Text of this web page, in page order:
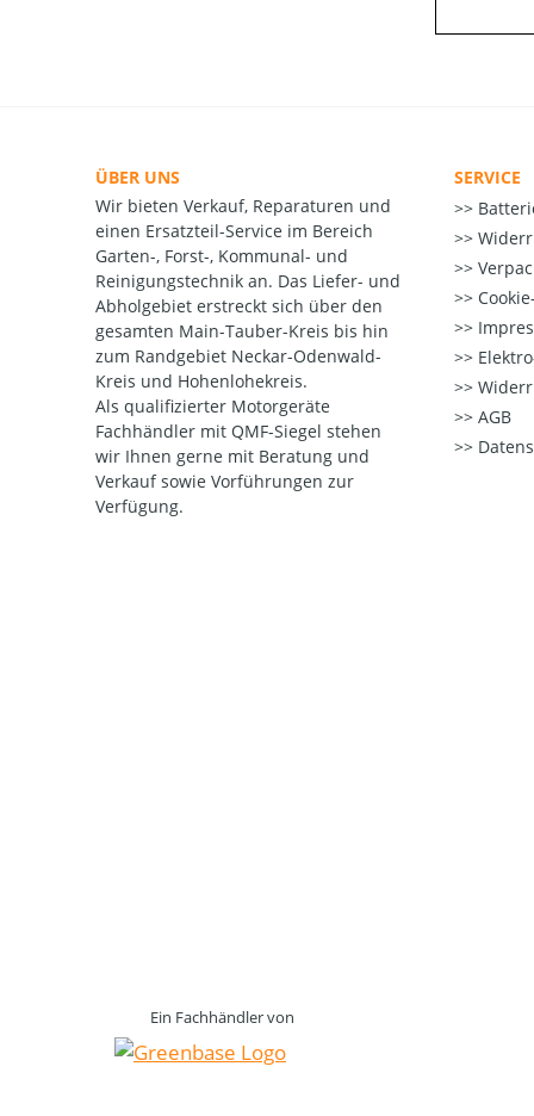
ÜBER UNS
Wir bieten Verkauf, Reparaturen und
einen Ersatzteil-Service im Bereich
Garten-, Forst-, Kommunal- und
Reinigungstechnik an. Das Liefer- und
Abholgebiet erstreckt sich über den
gesamten Main-Tauber-Kreis bis hin
zum Randgebiet Neckar-Odenwald-
Kreis und Hohenlohekreis.
Als qualifizierter Motorgeräte
Fachhändler mit QMF-Siegel stehen
wir Ihnen gerne mit Beratung und
Verkauf sowie Vorführungen zur
Verfügung.
SERVICE
AGB
Ein Fachhändler von